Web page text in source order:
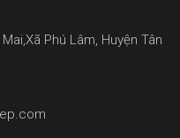
Phú Lâm, Huyện Tân